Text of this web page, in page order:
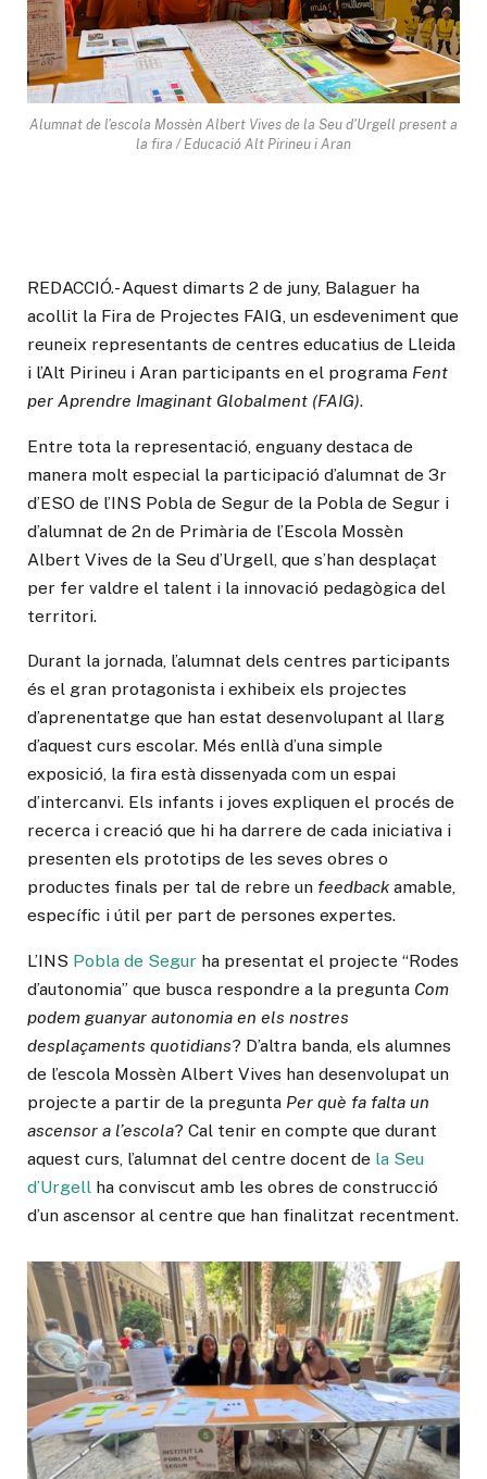
Alumnat de l'escola Mossèn Albert Vives de la Seu d'Urgell present a
la fira / Educació Alt Pirineu i Aran
REDACCIÓ.- Aquest dimarts 2 de juny, Balaguer ha
acollit la Fira de Projectes FAIG, un esdeveniment que
reuneix representants de centres educatius de Lleida
i l’Alt Pirineu i Aran participants en el programa Fent
per Aprendre Imaginant Globalment (FAIG).
Entre tota la representació, enguany destaca de
manera molt especial la participació d’alumnat de 3r
d’ESO de l’INS Pobla de Segur de la Pobla de Segur i
d’alumnat de 2n de Primària de l’Escola Mossèn
Albert Vives de la Seu d’Urgell, que s’han desplaçat
per fer valdre el talent i la innovació pedagògica del
territori.
Durant la jornada, l’alumnat dels centres participants
és el gran protagonista i exhibeix els projectes
d’aprenentatge que han estat desenvolupant al llarg
d’aquest curs escolar. Més enllà d’una simple
exposició, la fira està dissenyada com un espai
d’intercanvi. Els infants i joves expliquen el procés de
recerca i creació que hi ha darrere de cada iniciativa i
presenten els prototips de les seves obres o
productes finals per tal de rebre un feedback amable,
específic i útil per part de persones expertes.
L’INS Pobla de Segur ha presentat el projecte “Rodes
d’autonomia” que busca respondre a la pregunta Com
podem guanyar autonomia en els nostres
desplaçaments quotidians? D’altra banda, els alumnes
de l’escola Mossèn Albert Vives han desenvolupat un
projecte a partir de la pregunta Per què fa falta un
ascensor a l’escola? Cal tenir en compte que durant
aquest curs, l’alumnat del centre docent de la Seu
d’Urgell ha conviscut amb les obres de construcció
d’un ascensor al centre que han finalitzat recentment.